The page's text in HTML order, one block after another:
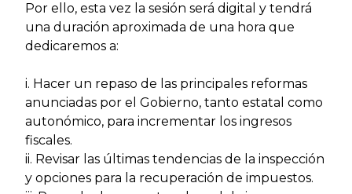
Por ello, esta vez la sesión será digital y tendrá
una duración aproximada de una hora que
dedicaremos a:
i. Hacer un repaso de las principales reformas
anunciadas por el Gobierno, tanto estatal como
autonómico, para incrementar los ingresos
fiscales.
ii. Revisar las últimas tendencias de la inspección
y opciones para la recuperación de impuestos.